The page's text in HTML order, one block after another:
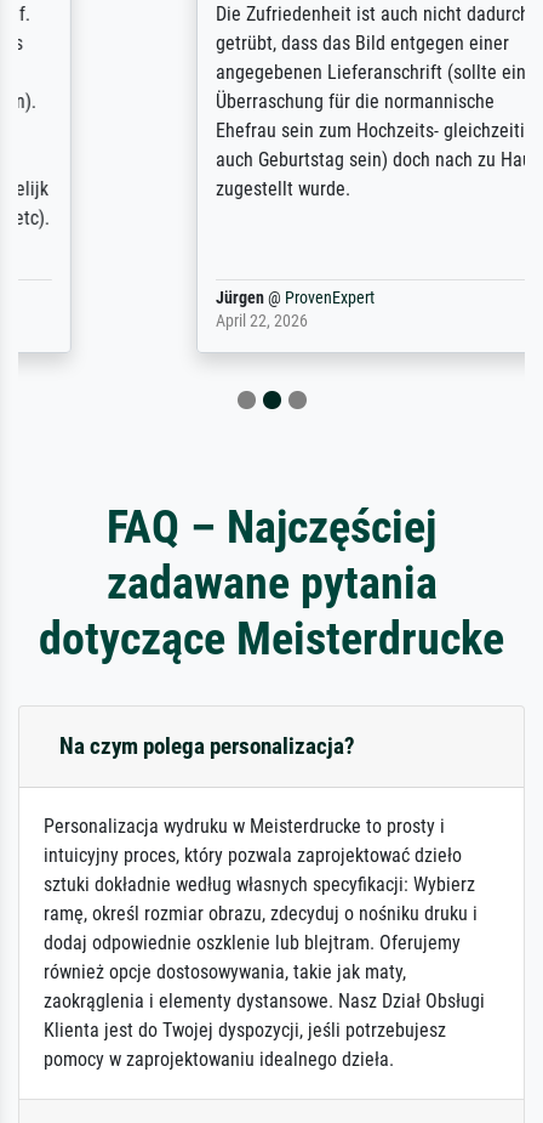
Die Zufriedenheit ist auch nicht dadurch
getrübt, dass das Bild entgegen einer
angegebenen Lieferanschrift (sollte eine
Überraschung für die normannische
Ehefrau sein zum Hochzeits- gleichzeitig
auch Geburtstag sein) doch nach zu Hause
zugestellt wurde.
ProvenExpert
FAQ – Najczęściej
zadawane pytania
dotyczące Meisterdrucke
Na czym polega personalizacja?
Personalizacja wydruku w Meisterdrucke to prosty i
intuicyjny proces, który pozwala zaprojektować dzieło
sztuki dokładnie według własnych specyfikacji: Wybierz
ramę, określ rozmiar obrazu, zdecyduj o nośniku druku i
dodaj odpowiednie oszklenie lub blejtram. Oferujemy
również opcje dostosowywania, takie jak maty,
zaokrąglenia i elementy dystansowe. Nasz Dział Obsługi
Klienta jest do Twojej dyspozycji, jeśli potrzebujesz
pomocy w zaprojektowaniu idealnego dzieła.